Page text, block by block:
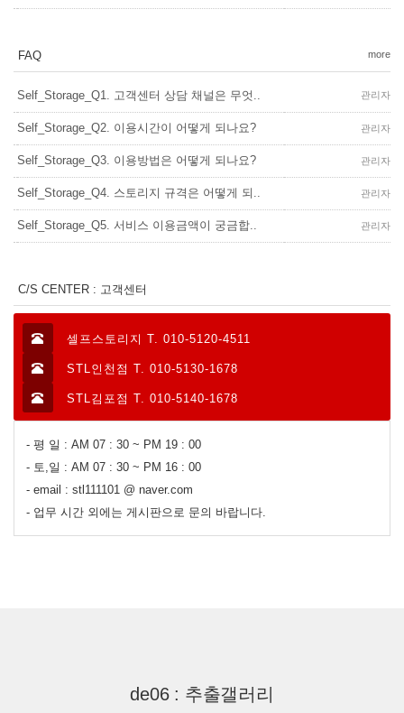
FAQ more
Self_Storage_Q1. 고객센터 상담 채널은 무엇.. 관리자
Self_Storage_Q2. 이용시간이 어떻게 되나요? 관리자
Self_Storage_Q3. 이용방법은 어떻게 되나요? 관리자
Self_Storage_Q4. 스토리지 규격은 어떻게 되.. 관리자
Self_Storage_Q5. 서비스 이용금액이 궁금합.. 관리자
C/S CENTER : 고객센터
셀프스토리지 T. 010-5120-4511
STL인천점 T. 010-5130-1678
STL김포점 T. 010-5140-1678
- 평 일 : AM 07 : 30 ~ PM 19 : 00
- 토,일 : AM 07 : 30 ~ PM 16 : 00
- email : stl111101 @ naver.com
- 업무 시간 외에는 게시판으로 문의 바랍니다.
de06 : 추출갤러리